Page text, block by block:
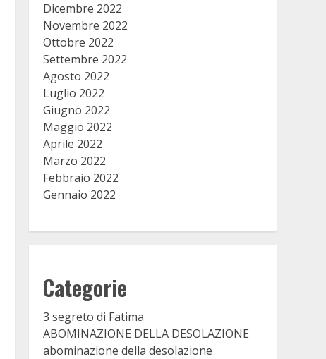
Dicembre 2022
Novembre 2022
Ottobre 2022
Settembre 2022
Agosto 2022
Luglio 2022
Giugno 2022
Maggio 2022
Aprile 2022
Marzo 2022
Febbraio 2022
Gennaio 2022
Categorie
3 segreto di Fatima
ABOMINAZIONE DELLA DESOLAZIONE
abominazione della desolazione